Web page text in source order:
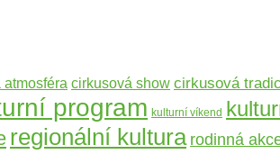
cirkusová show cirkusová
program kulturní víkend
regionální kultura rodinná